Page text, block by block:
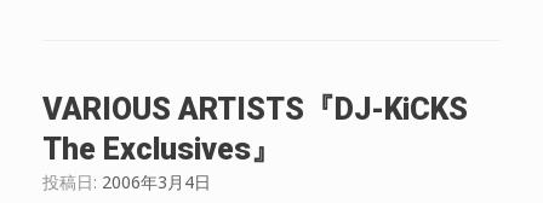
VARIOUS ARTISTS『DJ-KiCKS
The Exclusives』
投稿日: 2006年3月4日